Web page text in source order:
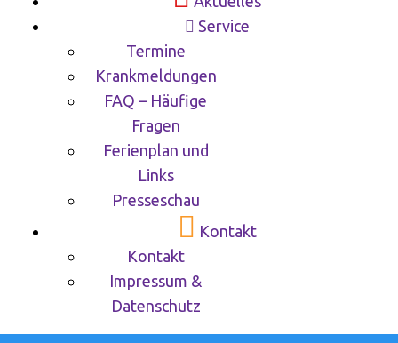
Service
Termine
Krankmeldungen
FAQ – Häufige
Fragen
Ferienplan und
Links
Presseschau
Kontakt
Kontakt
Impressum &
Datenschutz